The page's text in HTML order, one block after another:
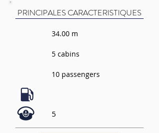
PRINCIPALES CARACTERISTIQUES
34.00 m
5 cabins
10 passengers
5